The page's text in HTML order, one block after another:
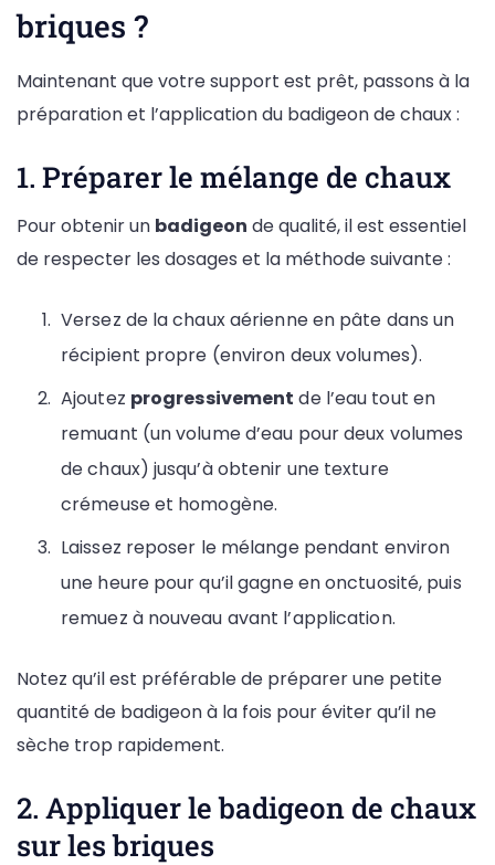
briques ?
Maintenant que votre support est prêt, passons à la
préparation et l’application du badigeon de chaux :
1. Préparer le mélange de chaux
Pour obtenir un badigeon de qualité, il est essentiel
de respecter les dosages et la méthode suivante :
Versez de la chaux aérienne en pâte dans un
récipient propre (environ deux volumes).
Ajoutez progressivement de l’eau tout en
remuant (un volume d’eau pour deux volumes
de chaux) jusqu’à obtenir une texture
crémeuse et homogène.
Laissez reposer le mélange pendant environ
une heure pour qu’il gagne en onctuosité, puis
remuez à nouveau avant l’application.
Notez qu’il est préférable de préparer une petite
quantité de badigeon à la fois pour éviter qu’il ne
sèche trop rapidement.
2. Appliquer le badigeon de chaux
sur les briques